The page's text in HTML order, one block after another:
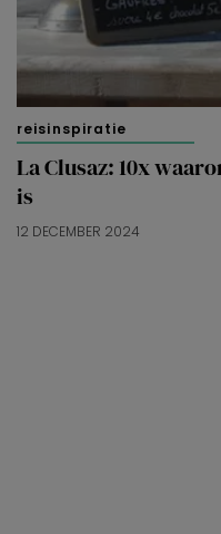
reisinspiratie
La Clusaz: 10x
is
12 DECEMBER 2024